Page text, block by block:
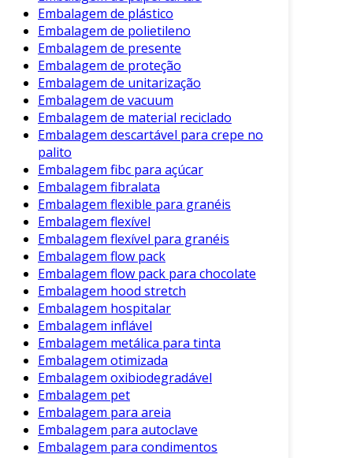
implementar práticas sustentáveis que
beneficiem sua estratégia de longo prazo.
A reciclagem de embalagens também é
essencial para empresas que precisam atender
a exigências regulatórias. Muitas indústrias
estão sendo pressionadas a implementar
programas que asseguram a destinação
correta de seus resíduos. Assim, ao contar com
os serviços dos nossos parceiros, sua empresa
garante que está em conformidade com as
imprevisíveis normas legais, evitando multas e
complicações legais que podem comprometer
suas operações.
Cabe destacar que o investimento em
reciclagem não é apenas uma questão de
conformidade e eficiência; trata-se de uma
decisão estratégica que pode impulsionar a
inovação. Muitas empresas têm utilizado
materiais reciclados como parte de sua oferta
de produtos, estando, assim, à frente de suas
concorrentes e alinhadas com as tendências de
consumo. Esse fator é especialmente relevante
Embalagem de plástico
Embalagem de polietileno
Embalagem de presente
Embalagem de proteção
Embalagem de unitarização
Embalagem de vacuum
Embalagem de material reciclado
Embalagem descartável para crepe no
palito
Embalagem fibc para açúcar
Embalagem fibralata
Embalagem flexible para granéis
Embalagem flexível
Embalagem flexível para granéis
Embalagem flow pack
Embalagem flow pack para chocolate
Embalagem hood stretch
Embalagem hospitalar
Embalagem inflável
Embalagem metálica para tinta
Embalagem otimizada
Embalagem oxibiodegradável
Embalagem pet
Embalagem para areia
Embalagem para autoclave
Embalagem para condimentos